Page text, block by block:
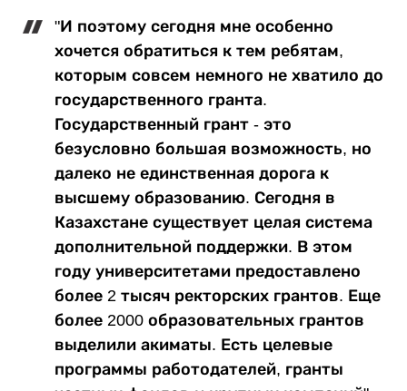
"И поэтому сегодня мне особенно
хочется обратиться к тем ребятам,
которым совсем немного не хватило до
государственного гранта.
Государственный грант - это
безусловно большая возможность, но
далеко не единственная дорога к
высшему образованию. Сегодня в
Казахстане существует целая система
дополнительной поддержки. В этом
году университетами предоставлено
более 2 тысяч ректорских грантов. Еще
более 2000 образовательных грантов
выделили акиматы. Есть целевые
программы работодателей, гранты